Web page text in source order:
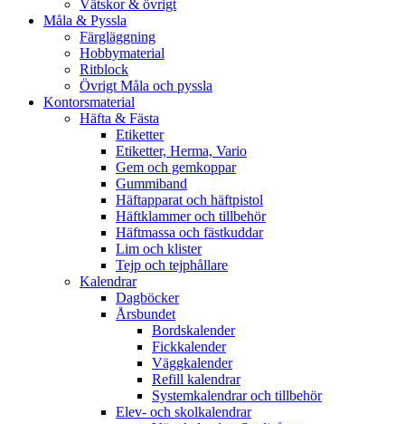
Vätskor & övrigt
Måla & Pyssla
Färgläggning
Hobbymaterial
Ritblock
Övrigt Måla och pyssla
Kontorsmaterial
Häfta & Fästa
Etiketter
Etiketter, Herma, Vario
Gem och gemkoppar
Gummiband
Häftapparat och häftpistol
Häftklammer och tillbehör
Häftmassa och fästkuddar
Lim och klister
Tejp och tejphållare
Kalendrar
Dagböcker
Årsbundet
Bordskalender
Fickkalender
Väggkalender
Refill kalendrar
Systemkalendrar och tillbehör
Elev- och skolkalendrar